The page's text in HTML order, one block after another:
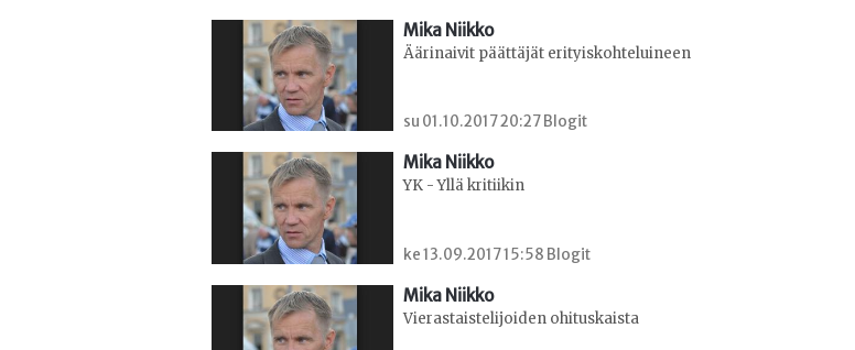
Mika Niikko
Äärinaivit päättäjät erityiskohteluineen
su 01.10.2017 20:27 Blogit
Mika Niikko
YK - Yllä kritiikin
ke 13.09.2017 15:58 Blogit
Mika Niikko
Vierastaistelijoiden ohituskaista